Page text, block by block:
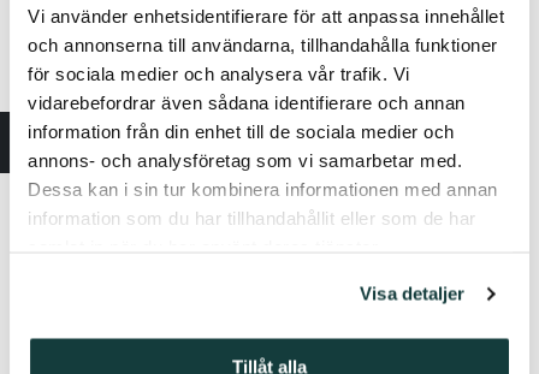
Vi använder enhetsidentifierare för att anpassa innehållet
och annonserna till användarna, tillhandahålla funktioner
för sociala medier och analysera vår trafik. Vi
vidarebefordrar även sådana identifierare och annan
information från din enhet till de sociala medier och
annons- och analysföretag som vi samarbetar med.
Dessa kan i sin tur kombinera informationen med annan
information som du har tillhandahållit eller som de har
Visa detaljer
Tillåt alla
Kulturproducent Johannes Juva
tel. 050 409 6436
johannes.juva@stiftelsenabo.fi
sibeliusmuseum.fi
Biskopsgatan 17, 20500 Åbo
Information om alla vårens konserter i Sibeliusmuseum
hittas påwebben. Lippupiste debiterar en
beställningen) för biljetter köpta via dem.